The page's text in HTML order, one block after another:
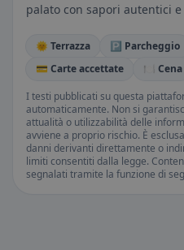
palato con sapori autentici
🌞 Terrazza 🅿️ Parcheggio
💳 Carte accettate
🍽️ Cena
I testi pubblicati su questa
automaticamente. Non si
attualità o utilizzabilità delle
avviene a proprio rischio. È
danni derivanti direttamente o
limiti consentiti dalla legge.
segnalati tramite la funzione di